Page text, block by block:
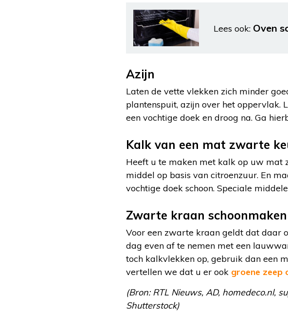
Lees ook: Oven
Azijn
Laten de vette vlekken zich minder
plantenspuit, azijn over het
een vochtige doek en droog na. Ga
Kalk van een mat zwarte
Heeft u te maken met kalk op uw mat
middel op basis van citroenzuur. En
vochtige doek schoon. Speciale
Zwarte kraan schoonmaken
Voor een zwarte kraan geldt dat daar
dag even af te nemen met een
toch kalkvlekken op, gebruik dan een
vertellen we dat u er ook groene zeep
(Bron: RTL Nieuws, AD, homedeco.nl,
Shutterstock)